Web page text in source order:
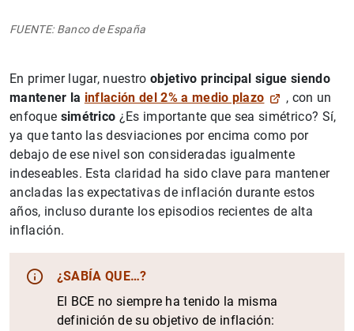
FUENTE: Banco de España
En primer lugar, nuestro objetivo principal sigue siendo
mantener la inflación del 2% a medio plazo
, con un
enfoque simétrico ¿Es importante que sea simétrico? Sí,
ya que tanto las desviaciones por encima como por
debajo de ese nivel son consideradas igualmente
indeseables. Esta claridad ha sido clave para mantener
ancladas las expectativas de inflación durante estos
años, incluso durante los episodios recientes de alta
inflación.
¿SABÍA QUE…?
El BCE no siempre ha tenido la misma
definición de su objetivo de inflación: